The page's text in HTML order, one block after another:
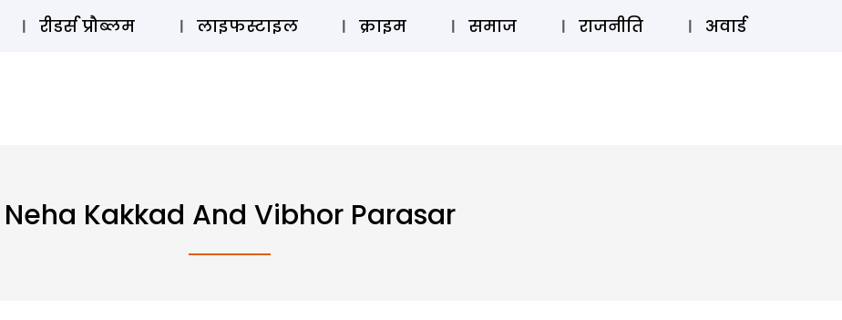
ऑडियो स्टोरी लॉग इन ⚲ SUBSCRIBE
रीडर्स प्रौब्लम लाइफस्टाइल क्राइम समाज राजनीति अवार्ड
Neha Kakkad And Vibhor Parasar